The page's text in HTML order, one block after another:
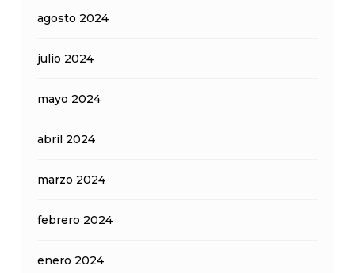
agosto 2024
julio 2024
mayo 2024
abril 2024
marzo 2024
febrero 2024
enero 2024